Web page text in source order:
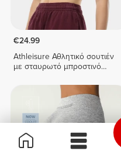
€24.99
Athleisure Αθλητικό σουτιέν
με σταυρωτό μπροστινό